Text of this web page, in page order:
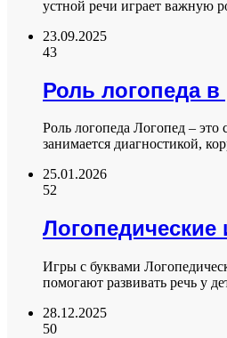
устной речи играет важную
23.09.2025
43
Роль логопеда в
Роль логопеда Логопед – это
занимается диагностикой,
25.01.2026
52
Логопедические
Игры с буквами
помогают развивать речь у
28.12.2025
50